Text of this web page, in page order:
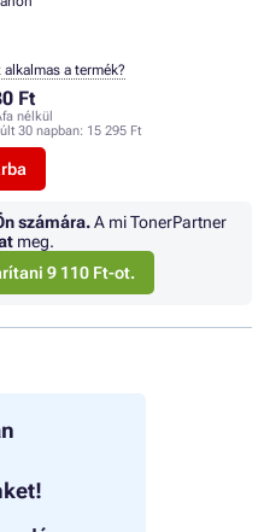
Ft
nélkül
30 napban: 15 295 Ft
a termék?
számára.A mi TonerPartner
meg.
9 110 Ft-ot.